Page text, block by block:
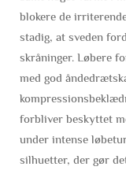
blokere de
stadig, at sveden
skråninger. Løbere
med god
forbliver beskyttet
under intense
silhuetter, der gør